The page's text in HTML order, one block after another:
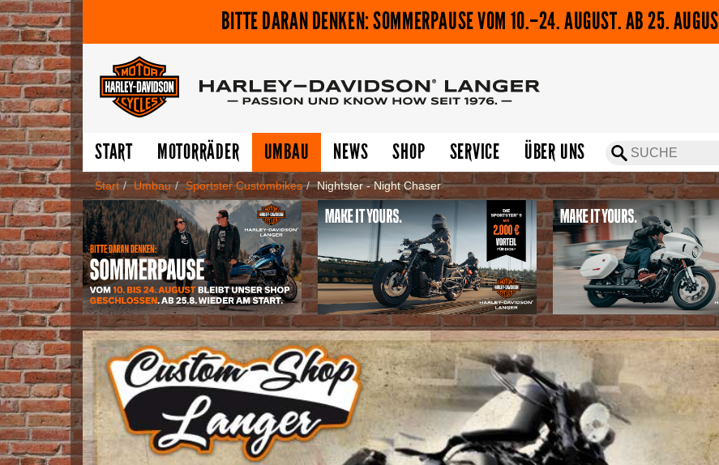
BITTE DARAN DENKEN: SOMMERPAUSE VOM 10.–24. AUGUST. AB 25.
START MOTORRÄDER UMBAU NEWS SHOP SERVICE ÜBER UNS
Start Umbau Sportster Custombikes Nightster - Night Chaser